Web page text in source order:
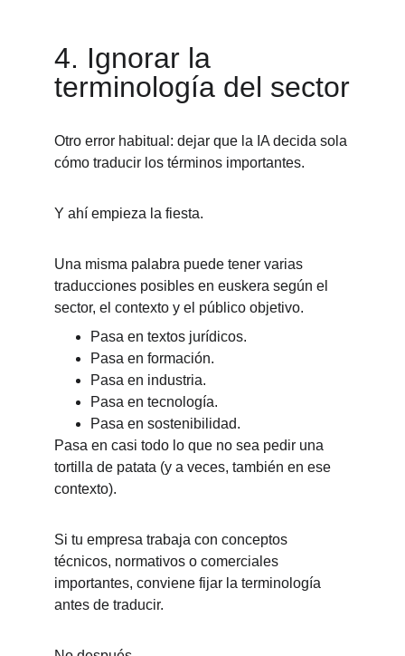
4. Ignorar la
terminología del sector
Otro error habitual: dejar que la IA decida sola
cómo traducir los términos importantes.
Y ahí empieza la fiesta.
Una misma palabra puede tener varias
traducciones posibles en euskera según el
sector, el contexto y el público objetivo.
Pasa en textos jurídicos.
Pasa en formación.
Pasa en industria.
Pasa en tecnología.
Pasa en sostenibilidad.
Pasa en casi todo lo que no sea pedir una
tortilla de patata (y a veces, también en ese
contexto).
Si tu empresa trabaja con conceptos
técnicos, normativos o comerciales
importantes, conviene fijar la terminología
antes de traducir.